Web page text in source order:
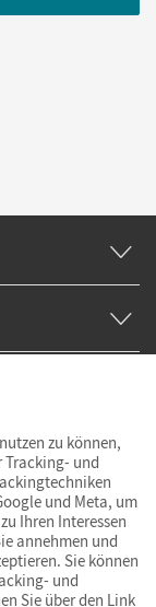
zu können,
und
und Meta, um
Ihren Interessen
annehmen und
Sie können
und
Sie über den Link